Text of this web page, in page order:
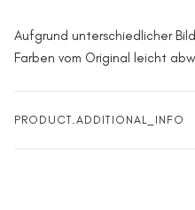
Aufgrund unterschiedlicher
Farben vom Original leicht
PRODUCT.ADDITIONAL_INFO